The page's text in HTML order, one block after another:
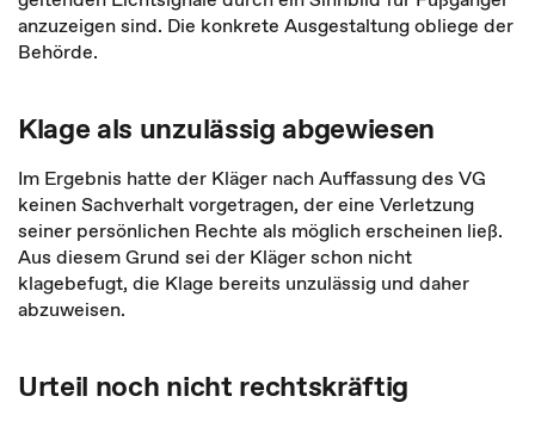
anzuzeigen sind. Die konkrete Ausgestaltung obliege der
Behörde.
Klage als unzulässig abgewiesen
Im Ergebnis hatte der Kläger nach Auffassung des VG
keinen Sachverhalt vorgetragen, der eine Verletzung
seiner persönlichen Rechte als möglich erscheinen ließ.
Aus diesem Grund sei der Kläger schon nicht
klagebefugt, die Klage bereits unzulässig und daher
abzuweisen.
Urteil noch nicht rechtskräftig